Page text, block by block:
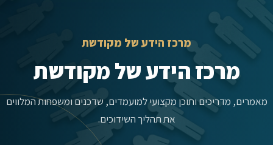
מרכז הידע של מקודשת
מרכז הידע של מקודשת
מאמרים, מדריכים ותוכן מקצועי למועמדים, שדכנים ומשפחות המלווים
את תהליך השידוכים.